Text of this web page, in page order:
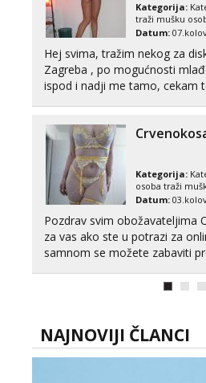
064/677-677 -
tel:0,93€ -
Obavijesti me
Žana
Tel:
tel:0,93€ -
Razgovaram :)
Tel:064/677-677-
tel:0,93€ -
Obavijesti me
Zara
Čekam tvoj poziv!
tel:0,93€ - mob:1,12€
Kategorija:
traži mušku
Datum:
Hej svima, tražim nekog za
Zagreba , po mogućnosti mlađeg 🥰
ispod i nadji me tamo, cekam
Kategorija:
osoba traži
Datum:
Pozdrav svim obožavateljima
za vas ako ste u potrazi za
samnom se možete zabaviti
kolegicama, svaka je drugačija
NAJNOVIJI ČLANCI